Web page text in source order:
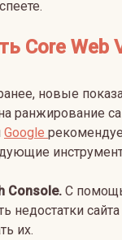
Core Web
новые
ранжирование
Google
Console. С
недостатки сайта
их.